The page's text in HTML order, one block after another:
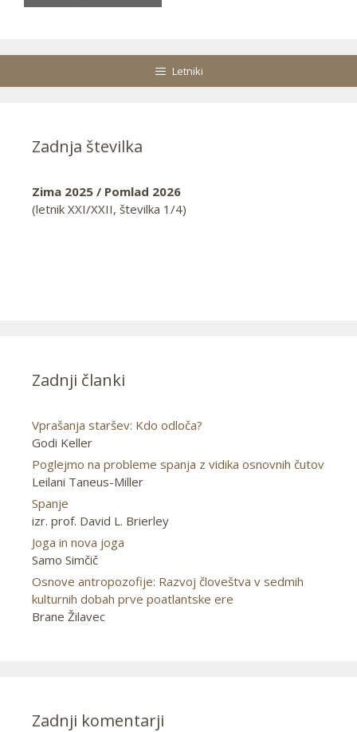
Letniki
Zadnja številka
Zima 2025 / Pomlad 2026
(letnik XXI/XXII, številka 1/4)
Zadnji članki
Vprašanja staršev: Kdo odloča?
Godi Keller
Poglejmo na probleme spanja z vidika osnovnih čutov
Leilani Taneus-Miller
Spanje
izr. prof. David L. Brierley
Joga in nova joga
Samo Simčič
Osnove antropozofije: Razvoj človeštva v sedmih
kulturnih dobah prve poatlantske ere
Brane Žilavec
Zadnji komentarji